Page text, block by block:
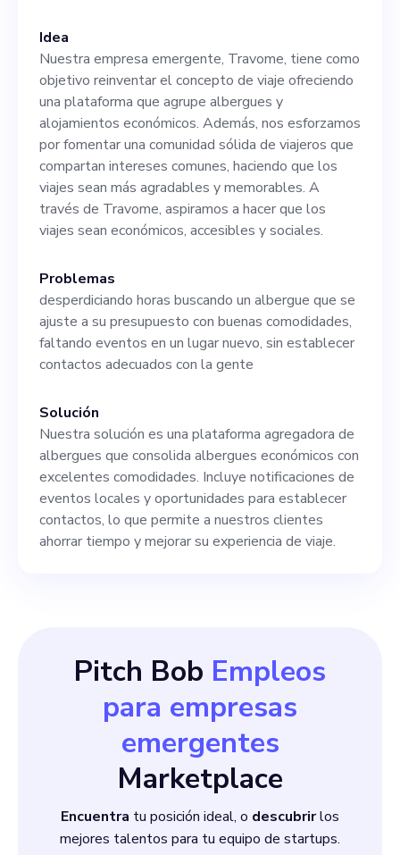
grandes decisiones. Este
puesto ofrece una
oportunidad sin igual para
desarrollarnos personal y
profesionalmente y tener un
impacto notable en nuestro
éxito. Si le apasionan los
viajes, le motivan los
desafíos y los resultados,
Travome es el lugar para
usted. Te animamos a que
des un paso hacia un viaje
emocionante con nosotros.
¡Aplica hoy mismo!
Idea
Nuestra empresa emergente, Travome, tiene como
objetivo reinventar el concepto de viaje ofreciendo
una plataforma que agrupe albergues y
alojamientos económicos. Además, nos esforzamos
por fomentar una comunidad sólida de viajeros que
compartan intereses comunes, haciendo que los
viajes sean más agradables y memorables. A
través de Travome, aspiramos a hacer que los
viajes sean económicos, accesibles y sociales.
Problemas
desperdiciando horas buscando un albergue que se
ajuste a su presupuesto con buenas comodidades,
faltando eventos en un lugar nuevo, sin establecer
contactos adecuados con la gente
Solución
Nuestra solución es una plataforma agregadora de
albergues que consolida albergues económicos con
excelentes comodidades. Incluye notificaciones de
eventos locales y oportunidades para establecer
contactos, lo que permite a nuestros clientes
ahorrar tiempo y mejorar su experiencia de viaje.
Pitch Bob Empleos
para empresas
emergentes
Marketplace
Encuentra tu posición ideal, o descubrirlos
mejores talentos para tu equipo de startups.